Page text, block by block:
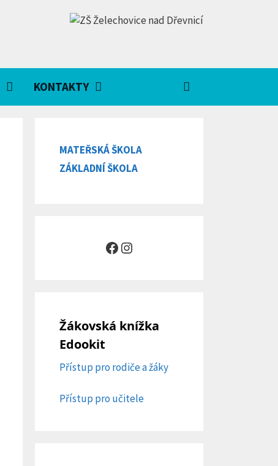
KONTAKTY
MATEŘSKÁ ŠKOLA
ZÁKLADNÍ ŠKOLA
Facebook
Instagram
Žákovská knížka
Edookit
Přístup pro rodiče a žáky
Přístup pro učitele